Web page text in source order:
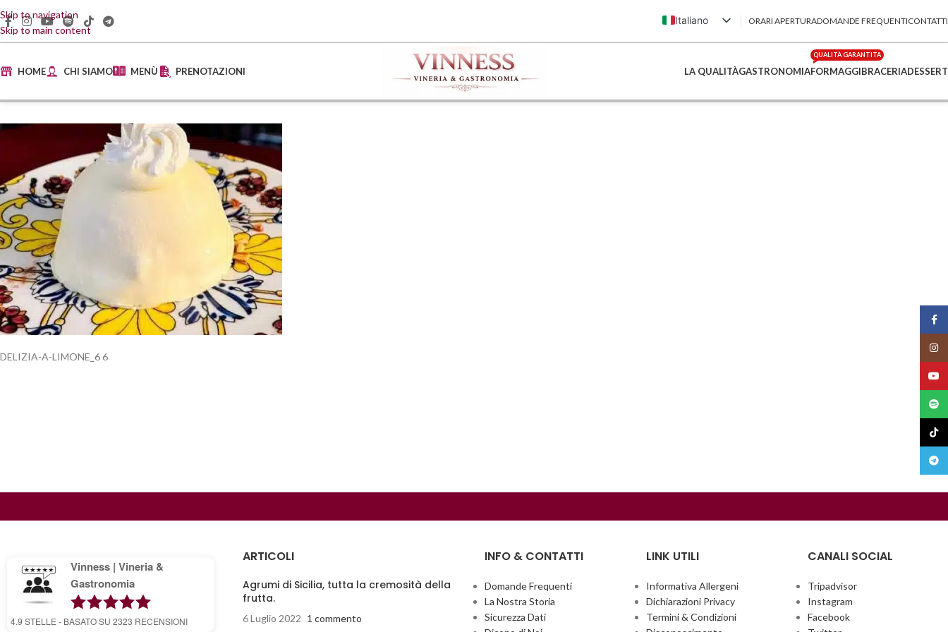
Skip to navigation
Skip to main content
Italiano
English (UK)
Français
ORARI APERTURADOMANDE FREQUENTICONTATTI
HOME CHI SIAMO MENÙ PRENOTAZIONI LA QUALITÀGASTRONOMIAFORMAGGI
QUALITÀ GARANTITA
BRACERIADESSERT
DELIZIA-A-LIMONE_6 6
Vinness | Vineria &
Gastronomia
4.9 STELLE - BASATO SU 2323 RECENSIONI
ARTICOLI
Agrumi di Sicilia, tutta la cremosità della
frutta.
6 Luglio 2022 1 commento
INFO & CONTATTI
Domande Frequenti
La Nostra Storia
Sicurezza Dati
LINK UTILI
Informativa Allergeni
Dichiarazioni Privacy
Termini & Condizioni
CANALI SOCIAL
Tripadvisor
Instagram
Facebook